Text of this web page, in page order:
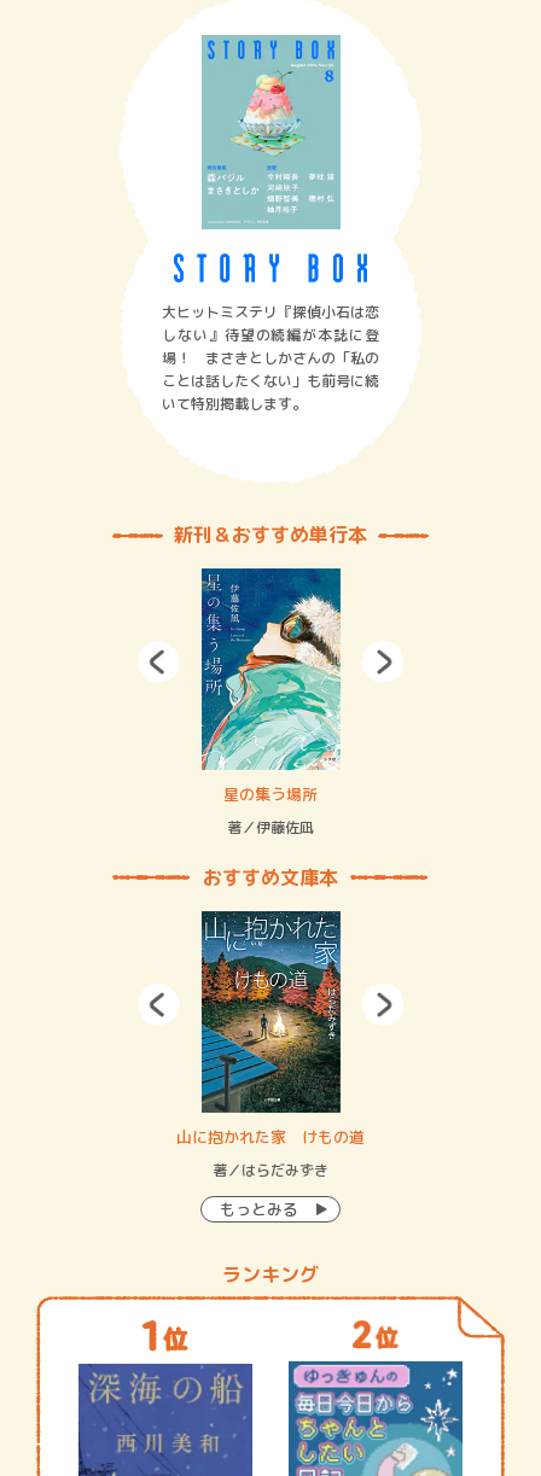
大ヒットミステリ『探偵小石は恋
しない』待望の続編が本誌に登
場！ まさきとしかさんの「私の
ことは話したくない」も前号に続
いて特別掲載します。
新刊＆おすすめ単行本
星の集う場所
著／伊藤佐凪
おすすめ文庫本
山に抱かれた家 けもの道
著／はらだみずき
もっとみる
ランキング